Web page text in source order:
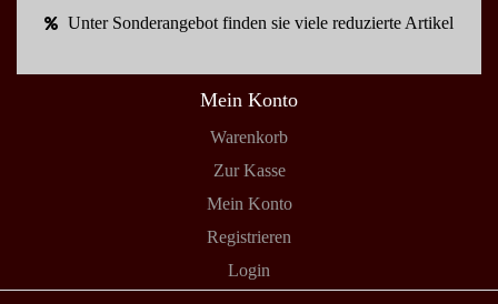
Unter Sonderangebot finden sie viele reduzierte Artikel
Mein Konto
Warenkorb
Zur Kasse
Mein Konto
Registrieren
Login